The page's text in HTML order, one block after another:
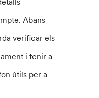
Abans
verificar els
i tenir a
útils per a